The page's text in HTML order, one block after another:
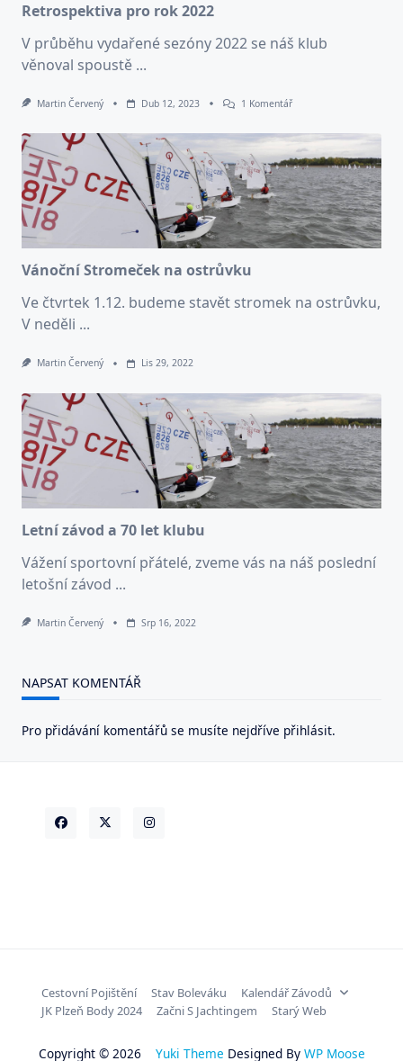
Retrospektiva pro rok 2022
V průběhu vydařené sezóny 2022 se náš klub
věnoval spoustě ...
Martin Červený Dub 12, 2023 1 KomentářU
Názvem
Retrospektiva
Pro
Rok
2022
Vánoční Stromeček na ostrůvku
Ve čtvrtek 1.12. budeme stavět stromek na ostrůvku,
V neděli ...
Martin Červený Lis 29, 2022
Letní závod a 70 let klubu
Vážení sportovní přátelé, zveme vás na náš poslední
letošní závod ...
Martin Červený Srp 16, 2022
NAPSAT KOMENTÁŘ
Pro přidávání komentářů se musíte nejdříve přihlásit.
Cestovní Pojištění Stav Boleváku
Kalendář Závodů
JK Plzeň Body 2024
Začni S Jachtingem Starý Web
Copyright © 2026 Yuki Theme Designed By WP Moose